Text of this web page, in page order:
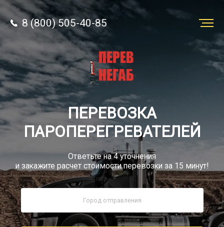
8 (800) 505-40-85
Звонок по России бесплатно
sale@simtruck-negabarit.ru
Заказать
перевозку
8 (800) 505-40-85
ПЕРЕВОЗКА
ПАРОПЕРЕГРЕВАТЕЛЕЙ
Ответьте на 4 уточнения
и закажите расчет стоимости перевозки за 15 минут!